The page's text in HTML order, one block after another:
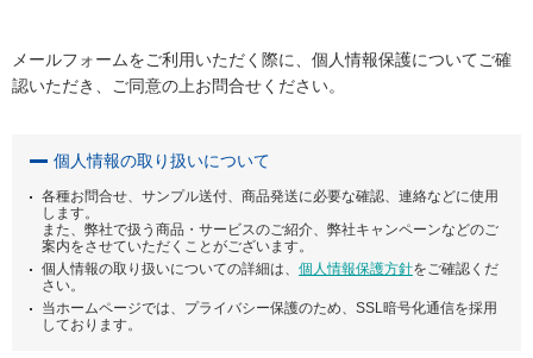
メールフォームをご利用いただく際に、個人情報保護についてご確
認いただき、ご同意の上お問合せください。
個人情報の取り扱いについて
各種お問合せ、サンプル送付、商品発送に必要な確認、連絡などに使用
します。
また、弊社で扱う商品・サービスのご紹介、弊社キャンペーンなどのご
案内をさせていただくことがございます。
個人情報の取り扱いについての詳細は、 個人情報保護方針をご確認くだ
さい。
当ホームページでは、プライバシー保護のため、SSL暗号化通信を採用
しております。